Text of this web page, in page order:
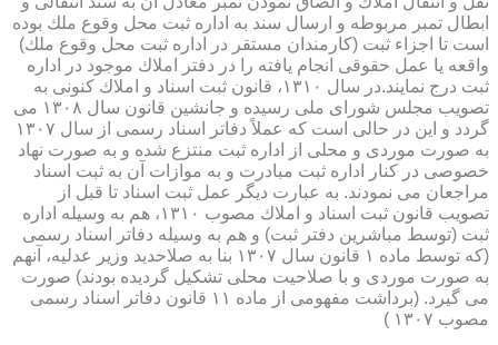
ابطال تمبر مربوطه و ارسال سند به اداره ثبت محل وقوع ملك بوده
است تا اجزاء ثبت (كارمندان مستقر در اداره ثبت محل وقوع ملك)
واقعه یا عمل حقوقی انجام یافته را در دفتر املاك موجود در اداره
ثبت درج نمایند.در سال ۱۳۱۰، قانون ثبت اسناد و املاك كنونی به
تصویب مجلس شورای ملی رسیده و جانشین قانون سال ۱۳۰۸ می
گردد و این در حالی است كه عملاً دفاتر اسناد رسمی از سال ۱۳۰۷
به صورت موردی و محلی از اداره ثبت منتزع شده و به صورت نهاد
خصوصی در كنار اداره ثبت مبادرت و به موازات آن به ثبت اسناد
مراجعان می نمودند. به عبارت دیگر عمل ثبت اسناد تا قبل از
تصویب قانون ثبت اسناد و املاك مصوب ۱۳۱۰، هم به وسیله اداره
ثبت (توسط مباشرین دفتر ثبت) و هم به وسیله دفاتر اسناد رسمی
(كه توسط ماده ۱ قانون سال ۱۳۰۷ بنا به صلاحدید وزیر عدلیه، آنهم
به صورت موردی و با صلاحیت محلی تشكیل گردیده بودند) صورت
می گیرد. (برداشت مفهومی از ماده ۱۱ قانون دفاتر اسناد رسمی
مصوب ۱۳۰۷ )